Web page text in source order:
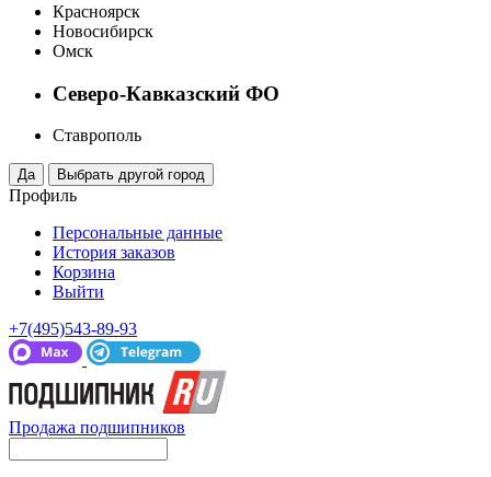
Красноярск
Новосибирск
Омск
Северо-Кавказский ФО
Ставрополь
Профиль
Персональные данные
История заказов
Корзина
Выйти
+7(495)543-89-93
Продажа подшипников